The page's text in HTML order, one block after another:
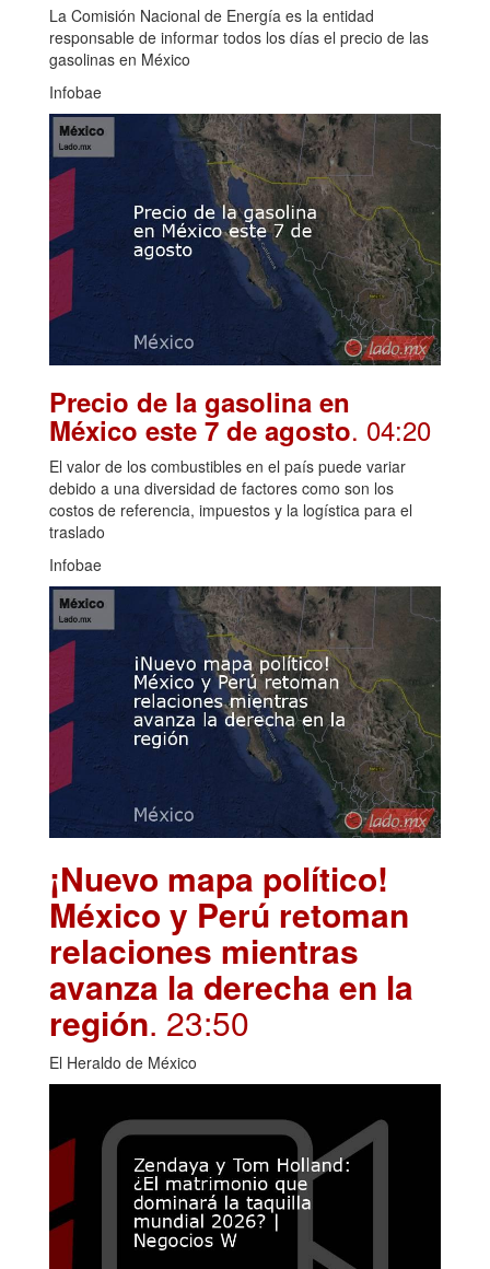
La Comisión Nacional de Energía es la entidad
responsable de informar todos los días el precio de las
gasolinas en México
Infobae
Precio de la gasolina en
México este 7 de agosto. 04:20
El valor de los combustibles en el país puede variar
debido a una diversidad de factores como son los
costos de referencia, impuestos y la logística para el
traslado
Infobae
¡Nuevo mapa político!
México y Perú retoman
relaciones mientras
avanza la derecha en la
región. 23:50
El Heraldo de México